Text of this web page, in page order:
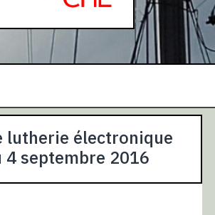
lutherie électronique
4 septembre 2016